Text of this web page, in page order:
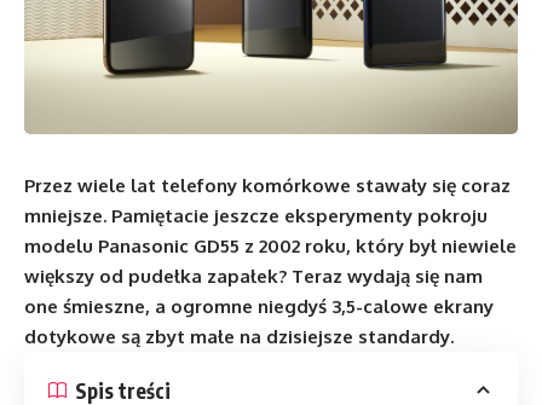
Przez wiele lat telefony komórkowe stawały się coraz
mniejsze. Pamiętacie jeszcze eksperymenty pokroju
modelu Panasonic GD55 z 2002 roku, który był niewiele
większy od pudełka zapałek? Teraz wydają się nam
one śmieszne, a ogromne niegdyś 3,5-calowe ekrany
dotykowe są zbyt małe na dzisiejsze standardy.
Spis treści